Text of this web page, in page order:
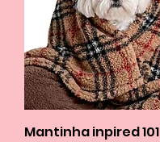
Mantinha inpired 101